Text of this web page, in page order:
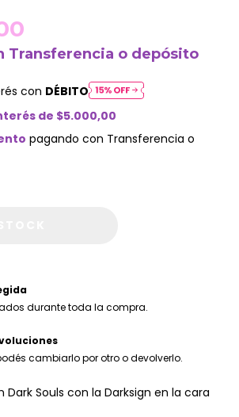
Transferencia o depósito
con DÉBITO
de $5.000,00
pagando con Transferencia o
durante toda la compra.
cambiarlo por otro o devolverlo.
Dark Souls con la Darksign en la cara